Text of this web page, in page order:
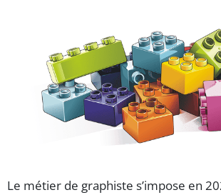
Le métier de graphiste s’impose en